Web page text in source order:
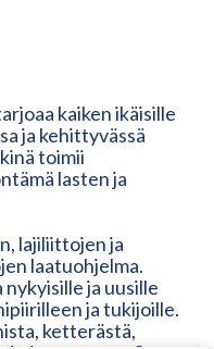
kaiken ikäisille
ja kehittyvässä
toimii
lasten ja
lajiliittojen ja
laatuohjelma.
ja uusille
ja tukijoille.
ketterästä,